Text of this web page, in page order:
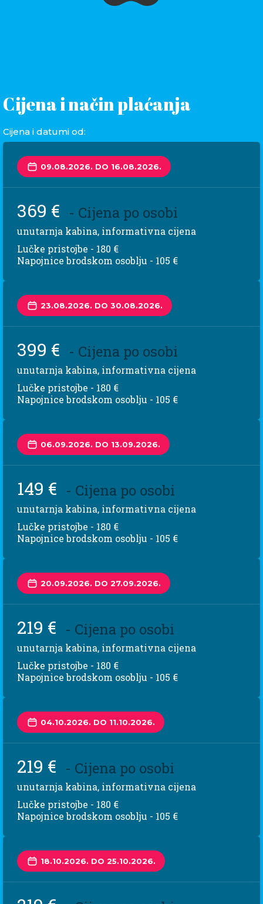
Cijena i način plaćanja
Cijena i datumi od:
09.08.2026. DO 16.08.2026.
369 € - Cijena po osobi
unutarnja kabina, informativna cijena
Lučke pristojbe - 180 €
Napojnice brodskom osoblju - 105 €
23.08.2026. DO 30.08.2026.
399 € - Cijena po osobi
unutarnja kabina, informativna cijena
Lučke pristojbe - 180 €
Napojnice brodskom osoblju - 105 €
06.09.2026. DO 13.09.2026.
149 € - Cijena po osobi
unutarnja kabina, informativna cijena
Lučke pristojbe - 180 €
Napojnice brodskom osoblju - 105 €
20.09.2026. DO 27.09.2026.
219 € - Cijena po osobi
unutarnja kabina, informativna cijena
Lučke pristojbe - 180 €
Napojnice brodskom osoblju - 105 €
04.10.2026. DO 11.10.2026.
219 € - Cijena po osobi
unutarnja kabina, informativna cijena
Lučke pristojbe - 180 €
Napojnice brodskom osoblju - 105 €
18.10.2026. DO 25.10.2026.